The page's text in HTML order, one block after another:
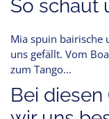
So schaut
Mia spuin bairische
uns gefällt. Vom
zum Tango...
Bei